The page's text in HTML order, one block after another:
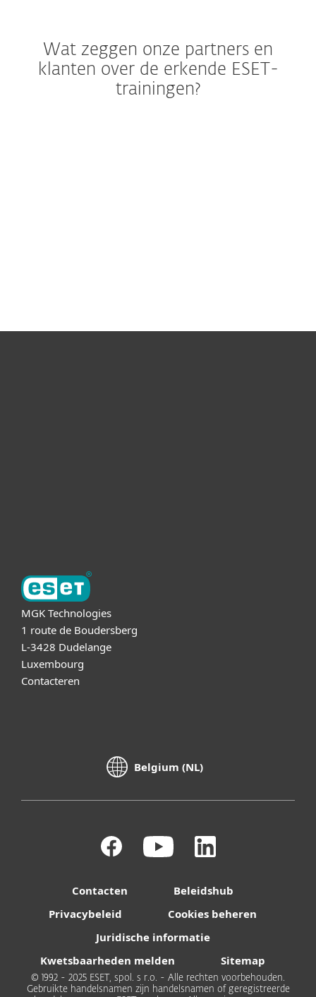
Wat zeggen onze partners en
klanten over de erkende ESET-
trainingen?
MGK Technologies
1 route de Boudersberg
L-3428 Dudelange
Luxembourg
Contacteren
Belgium (NL)
Contacten
Beleidshub
Privacybeleid
Cookies beheren
Juridische informatie
Kwetsbaarheden melden
Sitemap
© 1992 - 2025 ESET, spol. s r.o. - Alle rechten voorbehouden.
Gebruikte handelsnamen zijn handelsnamen of geregistreerde